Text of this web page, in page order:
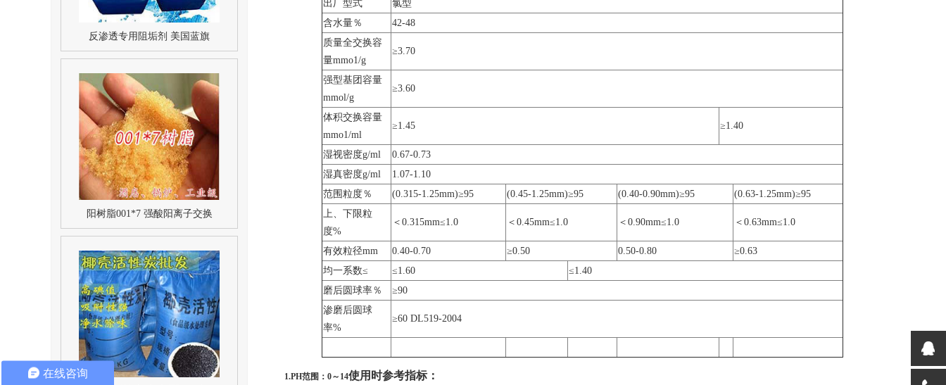
出厂型式
氯型
含水量％
42-48
质量全交换容
量mmo1/g
≥3.70
强型基团容量
mmol/g
≥3.60
体积交换容量
mmo1/ml
≥1.45 ≥1.40
湿视密度g/ml
0.67-0.73
湿真密度g/ml
1.07-1.10
范围粒度％
(0.315-1.25mm)≥95 (0.45-1.25mm)≥95 (0.40-0.90mm)≥95
(0.63-1.25mm)≥95
上、下限粒
度%
＜0.315mm≤1.0 ＜0.45mm≤1.0 ＜0.90mm≤1.0 ＜0.63mm≤1.0
有效粒径mm 0.40-0.70 ≥0.50 0.50-0.80
≥0.63
均一系数≤
≤1.60
≤1.40
磨后圆球率％
≥90
渗磨后圆球
率%
≥60 DL519-2004
1.PH范围：0～14使用时参考指标：
反渗透专用阻垢剂 美国蓝旗
阳树脂001*7 强酸阳离子交换
在线咨询